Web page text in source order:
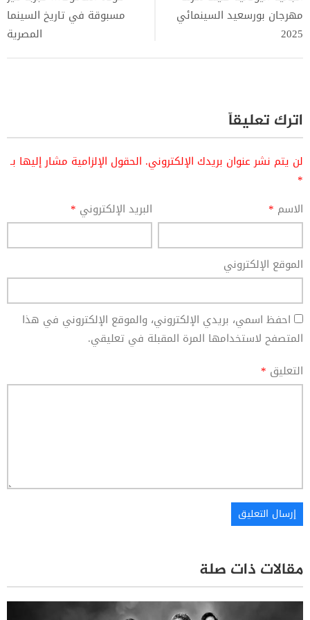
مهرجان بورسعيد السينمائي
2025
مسبوقة في تاريخ السينما
المصرية
اترك تعليقاً
لن يتم نشر عنوان بريدك الإلكتروني. الحقول الإلزامية مشار إليها بـ
*
الاسم * البريد الإلكتروني *
الموقع الإلكتروني
احفظ اسمي، بريدي الإلكتروني، والموقع الإلكتروني في هذا
المتصفح لاستخدامها المرة المقبلة في تعليقي.
التعليق *
مقالات ذات صلة